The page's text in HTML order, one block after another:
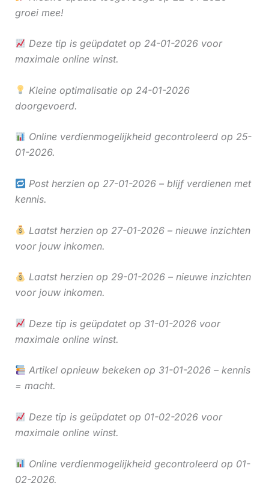
groei mee!
Deze tip is geüpdatet op 24-01-2026 voor
maximale online winst.
Kleine optimalisatie op 24-01-2026
doorgevoerd.
Online verdienmogelijkheid gecontroleerd op 25-
01-2026.
Post herzien op 27-01-2026 – blijf verdienen met
kennis.
Laatst herzien op 27-01-2026 – nieuwe inzichten
voor jouw inkomen.
Laatst herzien op 29-01-2026 – nieuwe inzichten
voor jouw inkomen.
Deze tip is geüpdatet op 31-01-2026 voor
maximale online winst.
Artikel opnieuw bekeken op 31-01-2026 – kennis
= macht.
Deze tip is geüpdatet op 01-02-2026 voor
maximale online winst.
Online verdienmogelijkheid gecontroleerd op 01-
02-2026.